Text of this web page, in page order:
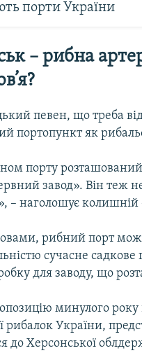
порти України
– рибна
певен, що треба
портопункт як
порту
завод». Він теж
– наголошує колишній
рибний порт
сучасне садкове
для заводу, що
минулого
рибалок України,
до Херсонської